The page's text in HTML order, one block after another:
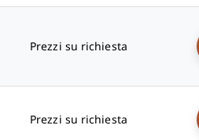
Prezzi su richiesta
Prezzi su richiesta